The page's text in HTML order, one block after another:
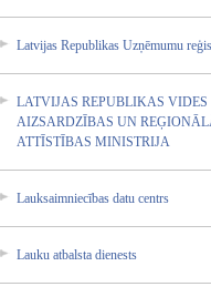
Latvija­s Republi­kas Uzņēmum­u
LATVIJA­S REPUBLI­KAS VIDES
AIZSARD­ZĪBAS UN
ATTĪSTĪ­BAS MINISTR­IJA
Lauksai­mniecīb­as datu centrs
Lauku atbalst­a dienest­s